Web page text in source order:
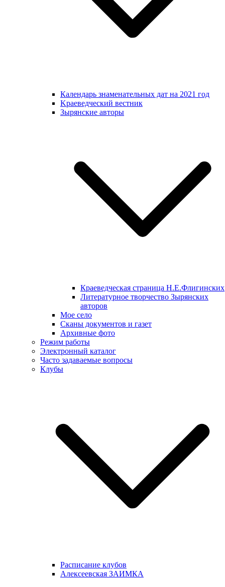
Календарь знаменательных дат на 2021 год
Kраеведческий вестник
Зырянские авторы
Краеведческая страница Н.Е.Флигинских
Литературное творчество Зырянских
авторов
Мое село
Сканы документов и газет
Архивные фото
Режим работы
Электронный каталог
Часто задаваемые вопросы
Клубы
Расписание клубов
Алексеевская ЗАИМКА